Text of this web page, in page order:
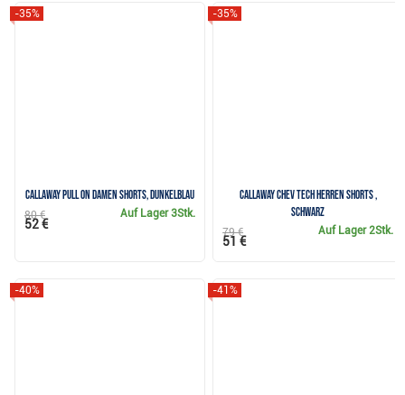
Callaway Pull On Damen Shorts, dunkelblau
-35%
Auf Lager3Stk.
80 €
52 €
Callaway Chev Tech Herren Shorts ,
schwarz
-35%
Auf Lager 2Stk.
79 €
51 €
-40% -41%